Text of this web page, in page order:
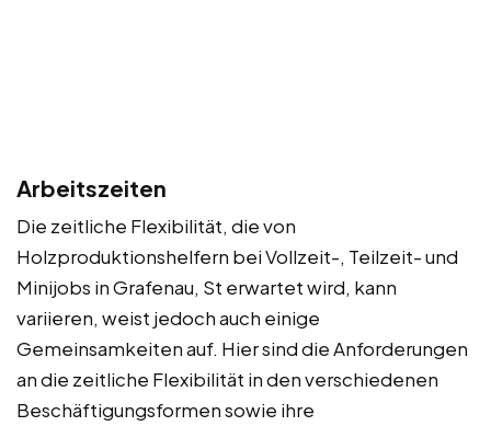
Arbeitszeiten
Die zeitliche Flexibilität, die von
Holzproduktionshelfern bei Vollzeit-, Teilzeit- und
Minijobs in Grafenau, St erwartet wird, kann
variieren, weist jedoch auch einige
Gemeinsamkeiten auf. Hier sind die Anforderungen
an die zeitliche Flexibilität in den verschiedenen
Beschäftigungsformen sowie ihre